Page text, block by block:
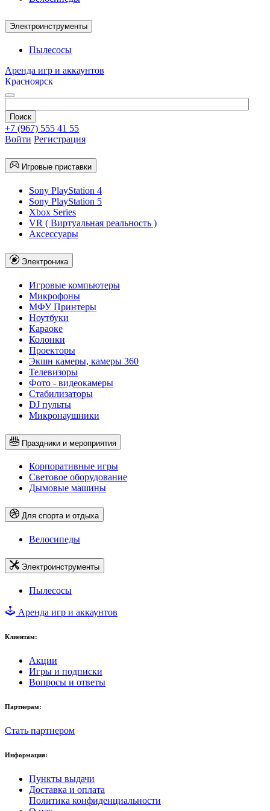
Электроинструменты
Пылесосы
Аренда игр и аккаунтов
Красноярск
+7 (967) 555 41 55
Войти Регистрация
Игровые приставки
Sony PlayStation 4
Sony PlayStation 5
Xbox Series
VR ( Виртуальная реальность )
Аксессуары
Электроника
Игровые компьютеры
Микрофоны
МФУ Принтеры
Ноутбуки
Караоке
Колонки
Проекторы
Экшн камеры, камеры 360
Телевизоры
Фото - видеокамеры
Стабилизаторы
DJ пульты
Микронаушники
Праздники и мероприятия
Корпоративные игры
Световое оборудование
Дымовые машины
Для спорта и отдыха
Велосипеды
Электроинструменты
Пылесосы
Аренда игр и аккаунтов
Клиентам:
Акции
Игры и подписки
Вопросы и ответы
Партнерам:
Стать партнером
Информация:
Пункты выдачи
Доставка и оплата
Политика конфиденциальности